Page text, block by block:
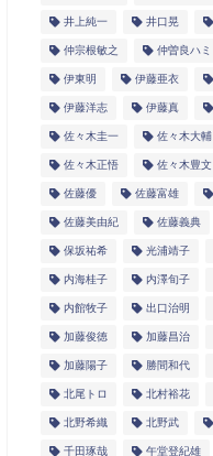
井上純一 井口晃
仲宗根敏之 仲曽良ハミ
伊東明 伊藤亜衣
伊藤洋志 伊藤真
佐々木圭一 佐々木大輔
佐々木正悟 佐々木豊文
佐藤優 佐藤富雄
佐藤美由紀 佐藤義典
保坂祐希 光浦靖子
内海桂子 内澤旬子
内館牧子 出口治明
加藤俊徳 加藤昌治
加藤陽子 勝間和代
北尾トロ 北村裕花
北野希織 北野武
千田琢哉 午堂登紀雄